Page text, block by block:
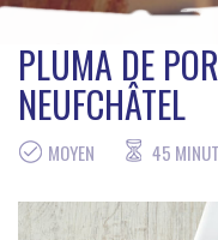
PLUMA DE
NEUFCHÂTEL
MOYEN 45